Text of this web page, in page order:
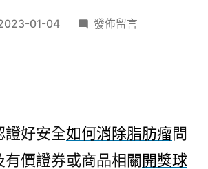
01-04
在
協
助
發佈留言
證好安全如何消除脂肪瘤問
有價證券或商品相關開獎球